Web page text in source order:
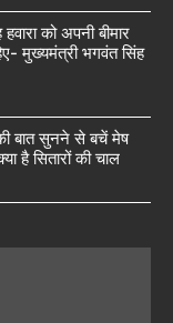
को अपनी बीमार
मुख्यमंत्री भगवंत सिंह
बात सुनने से बचें मेष
है सितारों की चाल